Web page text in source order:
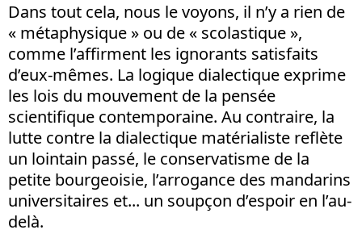
Dans tout cela, nous le voyons, il n’y a rien de
« métaphysique » ou de « scolastique »,
comme l’affirment les ignorants satisfaits
d’eux-mêmes. La logique dialectique exprime
les lois du mouvement de la pensée
scientifique contemporaine. Au contraire, la
lutte contre la dialectique matérialiste reflète
un lointain passé, le conservatisme de la
petite bourgeoisie, l’arrogance des mandarins
universitaires et... un soupçon d’espoir en l’au-
delà.